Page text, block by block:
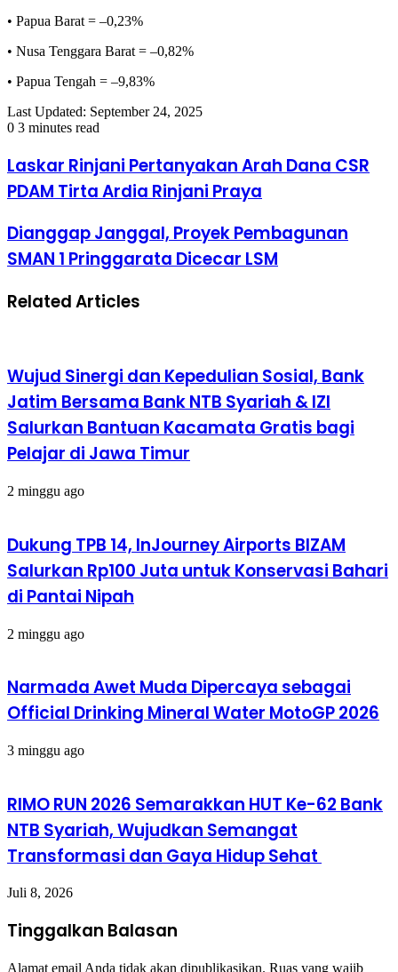
• Papua Barat = –0,23%
• Nusa Tenggara Barat = –0,82%
• Papua Tengah = –9,83%
Last Updated: September 24, 2025
0 3 minutes read
Laskar Rinjani Pertanyakan Arah Dana CSR
PDAM Tirta Ardia Rinjani Praya
Dianggap Janggal, Proyek Pembagunan
SMAN 1 Pringgarata Dicecar LSM
Related Articles
Wujud Sinergi dan Kepedulian Sosial, Bank
Jatim Bersama Bank NTB Syariah & IZI
Salurkan Bantuan Kacamata Gratis bagi
Pelajar di Jawa Timur
2 minggu ago
Dukung TPB 14, InJourney Airports BIZAM
Salurkan Rp100 Juta untuk Konservasi Bahari
di Pantai Nipah
2 minggu ago
Narmada Awet Muda Dipercaya sebagai
Official Drinking Mineral Water MotoGP 2026
3 minggu ago
RIMO RUN 2026 Semarakkan HUT Ke-62 Bank
NTB Syariah, Wujudkan Semangat
Transformasi dan Gaya Hidup Sehat
Juli 8, 2026
Tinggalkan Balasan
Alamat email Anda tidak akan dipublikasikan. Ruas yang wajib